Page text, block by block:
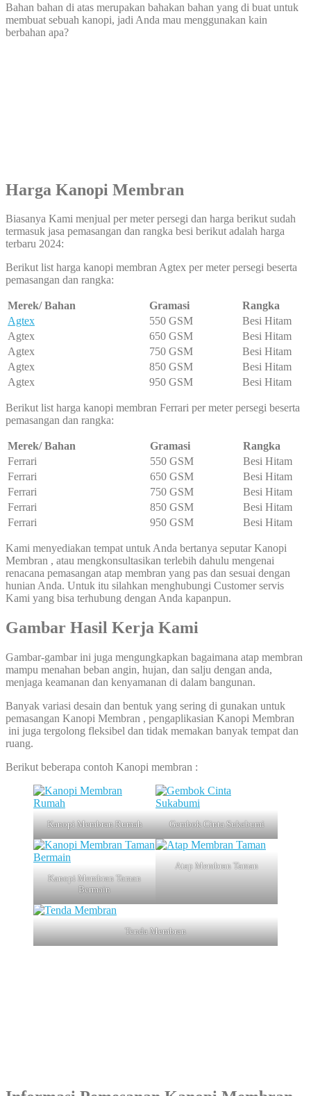
Bahan bahan di atas merupakan bahakan bahan yang di buat untuk
membuat sebuah kanopi, jadi Anda mau menggunakan kain
berbahan apa?
Harga Kanopi Membran
Biasanya Kami menjual per meter persegi dan harga berikut sudah
termasuk jasa pemasangan dan rangka besi berikut adalah harga
terbaru 2024:
Berikut list harga kanopi membran Agtex per meter persegi beserta
pemasangan dan rangka:
Merek/ Bahan Gramasi
Rangka
Agtex
550 GSM
Besi Hitam
Agtex
650 GSM
Besi Hitam
Agtex
750 GSM
Besi Hitam
Agtex
850 GSM
Besi Hitam
Agtex
950 GSM Besi Hitam
Berikut list harga kanopi membran Ferrari per meter persegi beserta
pemasangan dan rangka:
Merek/ Bahan Gramasi
Rangka
Ferrari
550 GSM
Besi Hitam
Ferrari
650 GSM
Besi Hitam
Ferrari
750 GSM
Besi Hitam
Ferrari
850 GSM
Besi Hitam
Ferrari
950 GSM Besi Hitam
Kami menyediakan tempat untuk Anda bertanya seputar Kanopi
Membran , atau mengkonsultasikan terlebih dahulu mengenai
renacana pemasangan atap membran yang pas dan sesuai dengan
hunian Anda. Untuk itu silahkan menghubungi Customer servis
Kami yang bisa terhubung dengan Anda kapanpun.
Gambar Hasil Kerja Kami
Gambar-gambar ini juga mengungkapkan bagaimana atap membran
mampu menahan beban angin, hujan, dan salju dengan anda,
menjaga keamanan dan kenyamanan di dalam bangunan.
Banyak variasi desain dan bentuk yang sering di gunakan untuk
pemasangan Kanopi Membran , pengaplikasian Kanopi Membran
ini juga tergolong fleksibel dan tidak memakan banyak tempat dan
ruang.
Berikut beberapa contoh Kanopi membran :
Kanopi Membran Rumah Gembok Cinta Sukabumi
Kanopi Membran Taman
Bermain
Atap Membran Taman
Tenda Membran